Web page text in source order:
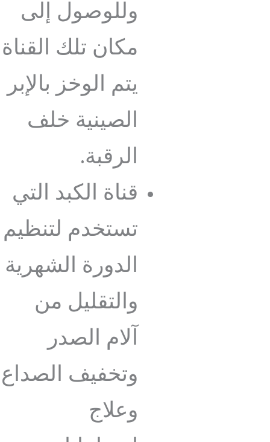
وللوصول إلى
مكان تلك القناة
يتم الوخز بالإبر
الصينية خلف
الرقبة.
قناة الكبد التي
تستخدم لتنظيم
الدورة الشهرية
والتقليل من
آلام الصدر
وتخفيف الصداع
وعلاج